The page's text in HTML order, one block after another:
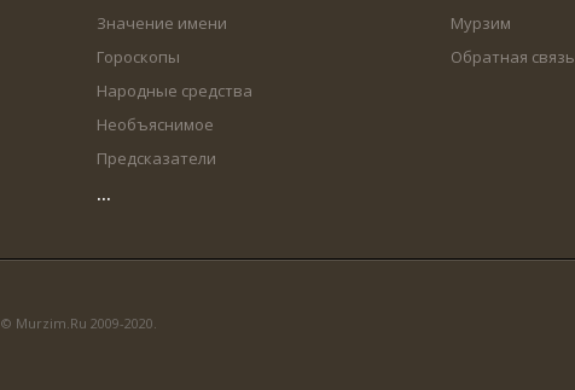
Значение имени
Гороскопы
Народные средства
Необъяснимое
Предсказатели
...
Мурзим
Обратная связь
© Murzim.Ru 2009-2020.